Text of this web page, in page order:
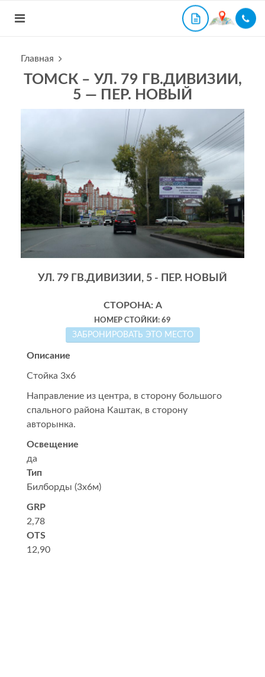
Главная
ТОМСК – УЛ. 79 ГВ.ДИВИЗИИ,
5 — ПЕР. НОВЫЙ
УЛ. 79 ГВ.ДИВИЗИИ, 5 - ПЕР. НОВЫЙ
СТОРОНА: А
НОМЕР СТОЙКИ: 69
ЗАБРОНИРОВАТЬ ЭТО МЕСТО
Описание
Стойка 3х6
Направление из центра, в сторону большого
спального района Каштак, в сторону
авторынка.
Освещение
да
Тип
Билборды (3x6м)
GRP
2,78
OTS
12,90